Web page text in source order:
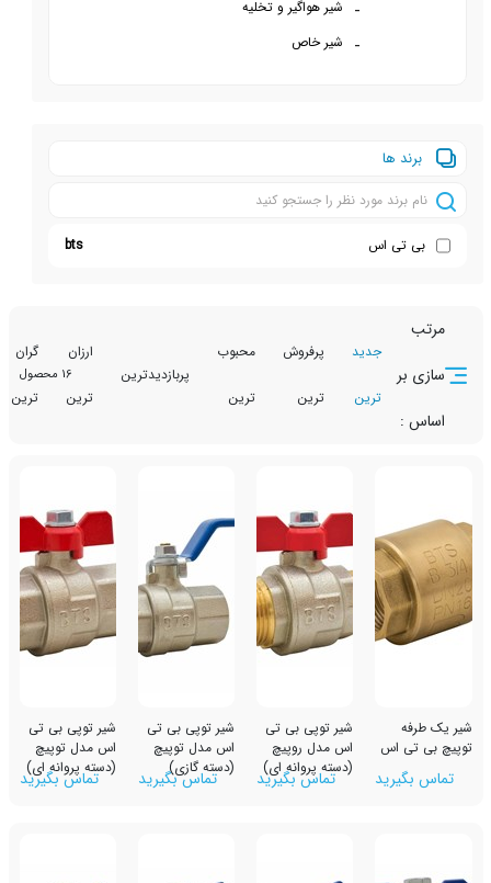
شیر هواگیر و تخلیه
پرفروش محبوب
ترین
تخفیف
دار
16 محصول
شیر توپی بی تی
اس مدل روپیچ
(دسته پروانه ای)
تماس بگیرید
شیر توپی بی تی
اس مدل توپیچ
(دسته گازی)
تماس بگیرید
شیر توپی بی تی
اس مدل توپیچ
(دسته پروانه ای)
تماس بگیرید